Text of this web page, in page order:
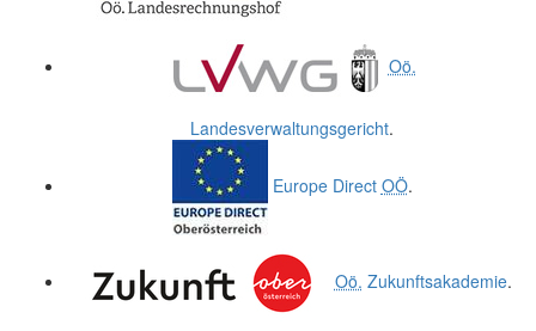
Oö.
Landesverwaltungsgericht.
Europe Direct OÖ.
Oö. Zukunftsakademie.